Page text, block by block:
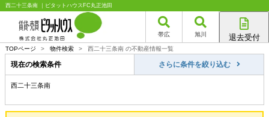
西二十三条南 ｜ピタットハウスFC丸正池田
帯広 旭川 退去受付
旭川店
TOPページ > 物件検索 > 西二十三条南 の不動産情報一覧
現在の検索条件 さらに条件を絞り込む
西二十三条南